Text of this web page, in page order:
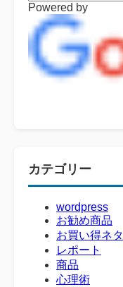
Powered by
カテゴリー
wordpress
お勧め商品
お買い得ネタ
レポート
商品
心理術